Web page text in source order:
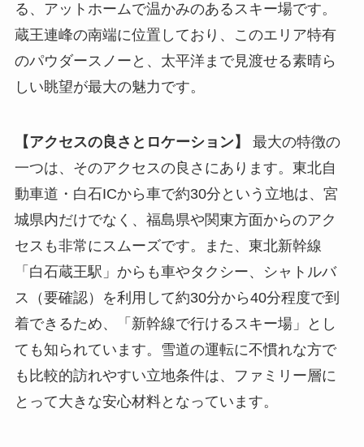
る、アットホームで温かみのあるスキー場です。
蔵王連峰の南端に位置しており、このエリア特有
のパウダースノーと、太平洋まで見渡せる素晴ら
しい眺望が最大の魅力です。
【アクセスの良さとロケーション】
最大の特徴の
一つは、そのアクセスの良さにあります。東北自
動車道・白石ICから車で約30分という立地は、宮
城県内だけでなく、福島県や関東方面からのアク
セスも非常にスムーズです。また、東北新幹線
「白石蔵王駅」からも車やタクシー、シャトルバ
ス（要確認）を利用して約30分から40分程度で到
着できるため、「新幹線で行けるスキー場」とし
ても知られています。雪道の運転に不慣れな方で
も比較的訪れやすい立地条件は、ファミリー層に
とって大きな安心材料となっています。